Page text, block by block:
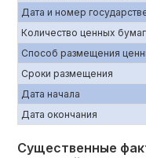
Дата и номер
Количество ценных
Способ размещения
Сроки размещения
Дата начала
Дата окончания
Существенные